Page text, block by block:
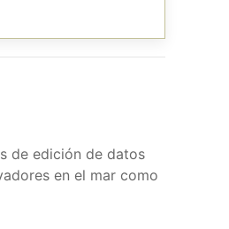
de edición de datos
en el mar como